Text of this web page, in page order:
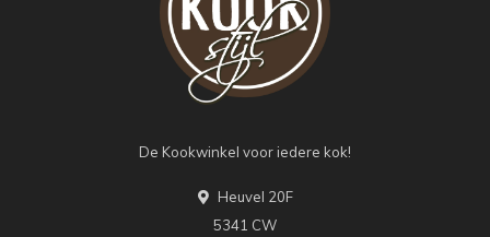
De Kookwinkel voor iedere kok!
Heuvel 20F
5341 CW